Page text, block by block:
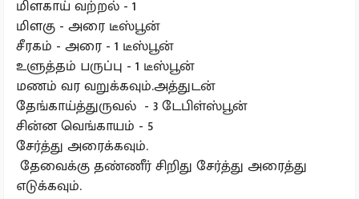
மிளகாய் வற்றல் - 1
மிளகு - அரை டீஸ்பூன்
சீரகம் - அரை - 1 டீஸ்பூன்
உளுத்தம் பருப்பு - 1 டீஸ்பூன்
மணம் வர வறுக்கவும்.அத்துடன்
தேங்காய்த்துருவல் - 3 டேபிள்ஸ்பூன்
சின்ன வெங்காயம் - 5
சேர்த்து அரைக்கவும்.
தேவைக்கு தண்ணீர் சிறிது சேர்த்து அரைத்து
எடுக்கவும்.